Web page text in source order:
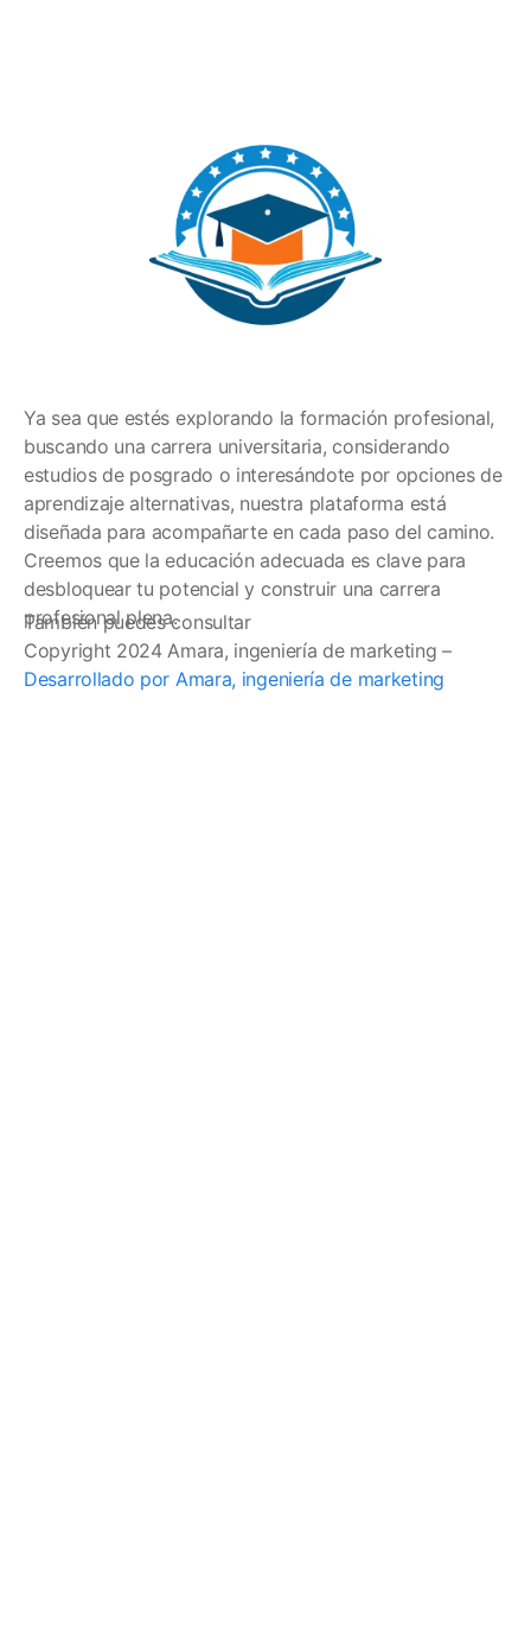
Ya sea que estés explorando la formación profesional,
buscando una carrera universitaria, considerando
estudios de posgrado o interesándote por opciones de
aprendizaje alternativas, nuestra plataforma está
diseñada para acompañarte en cada paso del camino.
Creemos que la educación adecuada es clave para
desbloquear tu potencial y construir una carrera
profesional plena.
También puedes consultar
Copyright 2024 Amara, ingeniería de marketing –
Desarrollado por Amara, ingeniería de marketing